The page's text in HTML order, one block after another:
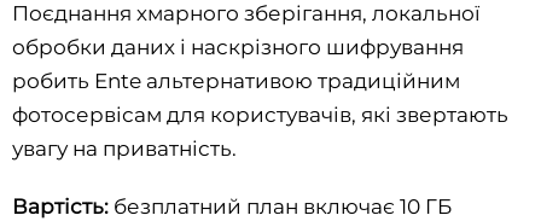
Поєднання хмарного зберігання, локальної
обробки даних і наскрізного шифрування
робить Ente альтернативою традиційним
фотосервісам для користувачів, які звертають
увагу на приватність.
Вартість: безплатний план включає 10 ГБ